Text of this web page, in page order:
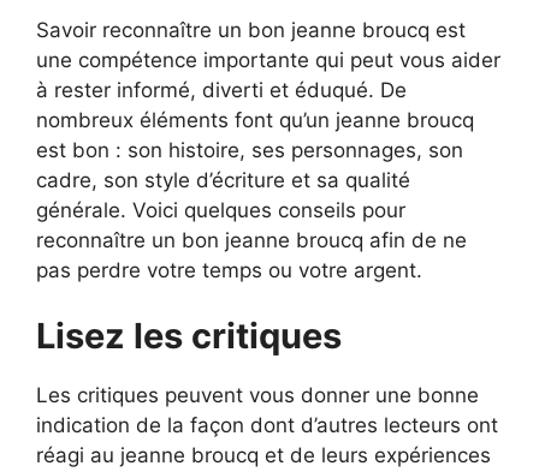
Savoir reconnaître un bon jeanne broucq est
une compétence importante qui peut vous aider
à rester informé, diverti et éduqué. De
nombreux éléments font qu’un jeanne broucq
est bon : son histoire, ses personnages, son
cadre, son style d’écriture et sa qualité
générale. Voici quelques conseils pour
reconnaître un bon jeanne broucq afin de ne
pas perdre votre temps ou votre argent.
Lisez les critiques
Les critiques peuvent vous donner une bonne
indication de la façon dont d’autres lecteurs ont
réagi au jeanne broucq et de leurs expériences